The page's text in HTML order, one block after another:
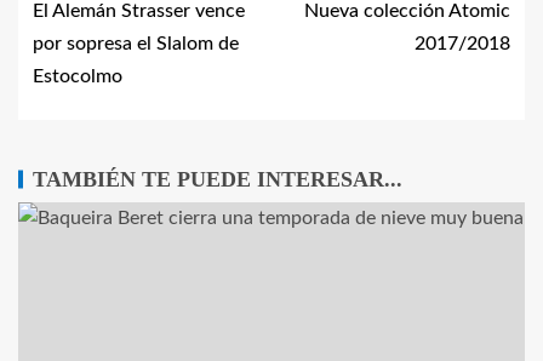
El Alemán Strasser vence
por sopresa el Slalom de
Estocolmo
Nueva colección Atomic
2017/2018
TAMBIÉN TE PUEDE INTERESAR...